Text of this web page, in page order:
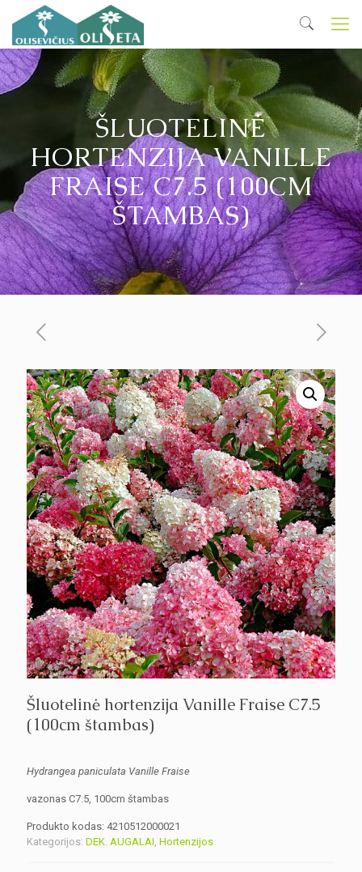
ŠLUOTELINĖ
HORTENZIJA VANILLE
FRAISE C7.5 (100CM
ŠTAMBAS)
Šluotelinė hortenzija Vanille Fraise C7.5
(100cm štambas)
Hydrangea paniculata Vanille Fraise
vazonas C7.5, 100cm štambas
Produkto kodas: 4210512000021
Kategorijos: DEK. AUGALAI, Hortenzijos